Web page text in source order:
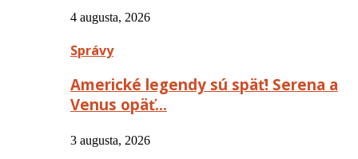
4 augusta, 2026
Správy
Americké legendy sú späť! Serena a
Venus opäť…
3 augusta, 2026